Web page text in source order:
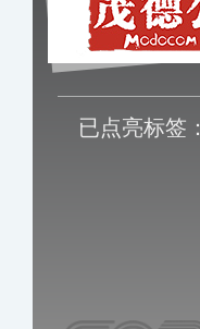
已点亮标签：